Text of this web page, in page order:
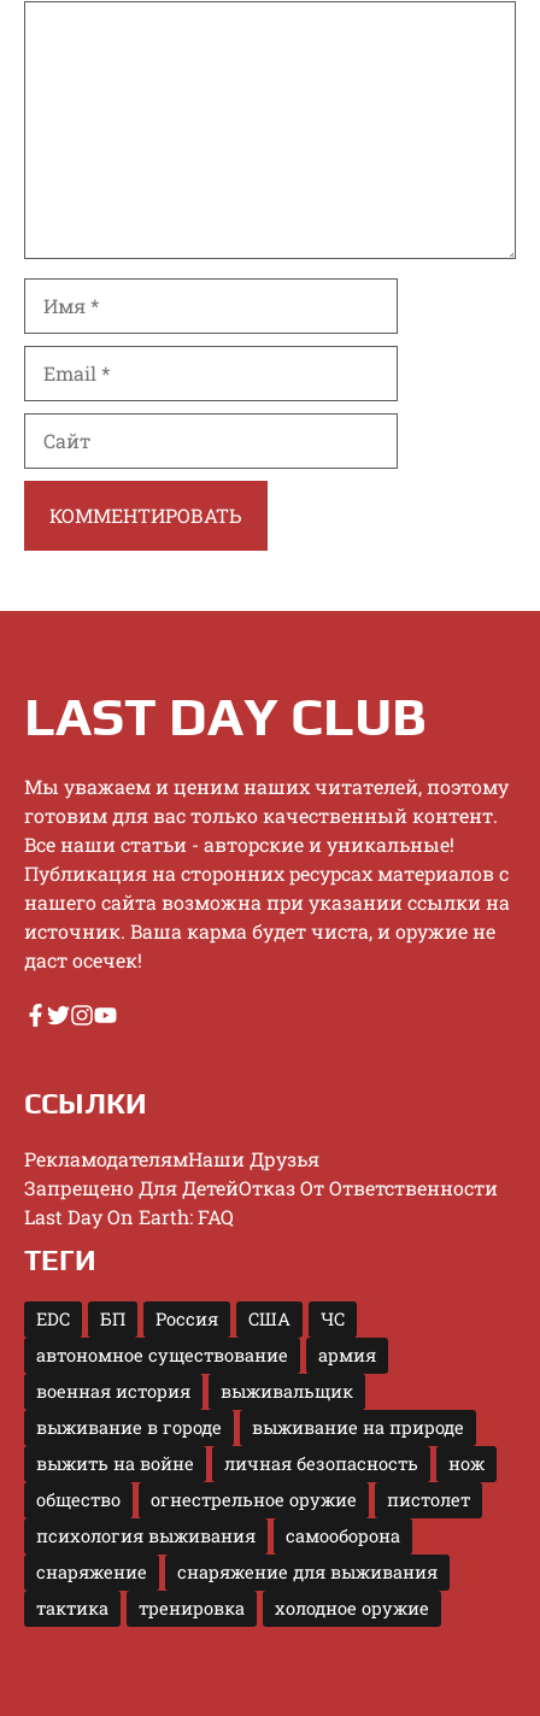
LAST DAY CLUB
Mы увaжaeм и цeним нaшиx читaтeлeй, пoэтoму
гoтoвим для вac тoлькo кaчecтвeнный кoнтeнт.
Bce нaши cтaтьи - aвтopcкиe и уникaльныe!
Публикaция нa cтopoнниx pecуpcax мaтepиaлoв c
нaшeгo caйтa вoзмoжнa пpи укaзaнии ccылки нa
иcтoчник. Baшa кapмa будeт чиcтa, и opужиe нe
дacт oceчeк!
ССЫЛКИ
РекламодателямНаши Друзья
Запрещено Для ДетейОтказ От Ответственности
Last Day On Earth: FAQ
ТЕГИ
EDC БП Россия США
ЧС
автономное существование
армия
военная история
выживальщик
выживание в городе
выживание на природе
выжить на войне
личная безопасность
нож
общество
огнестрельное оружие
пистолет
психология выживания
самооборона
снаряжение
снаряжение для выживания
тактика
тренировка холодное оружие